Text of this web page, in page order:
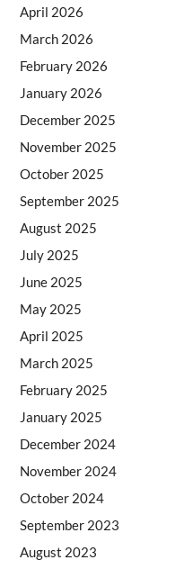
April 2026
March 2026
February 2026
January 2026
December 2025
November 2025
October 2025
September 2025
August 2025
July 2025
June 2025
May 2025
April 2025
March 2025
February 2025
January 2025
December 2024
November 2024
October 2024
September 2023
August 2023